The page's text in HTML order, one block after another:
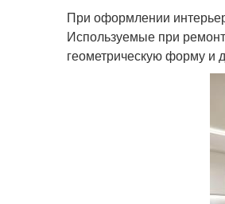
При оформлении
Используемые при
геометрическую форму